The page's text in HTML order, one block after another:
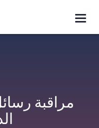
Toggle
navigation